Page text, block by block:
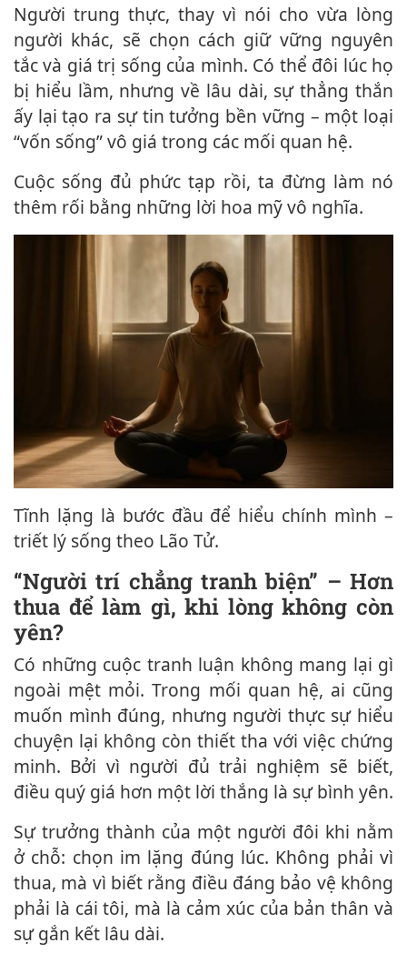
Người trung thực, thay vì nói cho vừa lòng
người khác, sẽ chọn cách giữ vững nguyên
tắc và giá trị sống của mình. Có thể đôi lúc họ
bị hiểu lầm, nhưng về lâu dài, sự thẳng thắn
ấy lại tạo ra sự tin tưởng bền vững – một loại
“vốn sống” vô giá trong các mối quan hệ.
Cuộc sống đủ phức tạp rồi, ta đừng làm nó
thêm rối bằng những lời hoa mỹ vô nghĩa.
Tĩnh lặng là bước đầu để hiểu chính mình –
triết lý sống theo Lão Tử.
“Người trí chẳng tranh biện” – Hơn
thua để làm gì, khi lòng không còn
yên?
Có những cuộc tranh luận không mang lại gì
ngoài mệt mỏi. Trong mối quan hệ, ai cũng
muốn mình đúng, nhưng người thực sự hiểu
chuyện lại không còn thiết tha với việc chứng
minh. Bởi vì người đủ trải nghiệm sẽ biết,
điều quý giá hơn một lời thắng là sự bình yên.
Sự trưởng thành của một người đôi khi nằm
ở chỗ: chọn im lặng đúng lúc. Không phải vì
thua, mà vì biết rằng điều đáng bảo vệ không
phải là cái tôi, mà là cảm xúc của bản thân và
sự gắn kết lâu dài.